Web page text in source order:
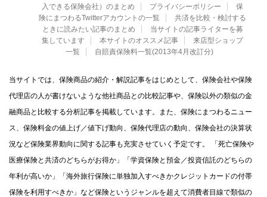
入できる保険会社）のまとめ
プライバシーポリシー
保
険にまつわるTwitterアカウントの一覧
共済を比較・検討する
ときに読みたい記事のまとめ
当サイトの記事ライターを募
集しています
本サイトのオススメ記事
来店型ショップ
一覧
自賠責保険料一覧(2013年4月改訂分)
当サイトでは、保険商品の紹介・解説記事をはじめとして、保険会社や保険
代理店の人が書けないような他社商品との比較記事や、保険以外の類似の金
融商品と比較する分析記事を掲載しています。また、保険にまつわるニュー
ス、保険料金の値上げ／値下げ動向、保険代理店の動向、保険会社の決算状
況など保険業界動向に関する記事も充実させていく予定です。 「死亡保険や
医療保険と共済のどちらがお得か」「学資保険と預金／投資信託のどちらの
年利が高いか」「海外旅行保険に単独加入すべきかクレジットカードの付帯
保険を利用すべきか」など保険というジャンルを超えて消費者目線で類似の